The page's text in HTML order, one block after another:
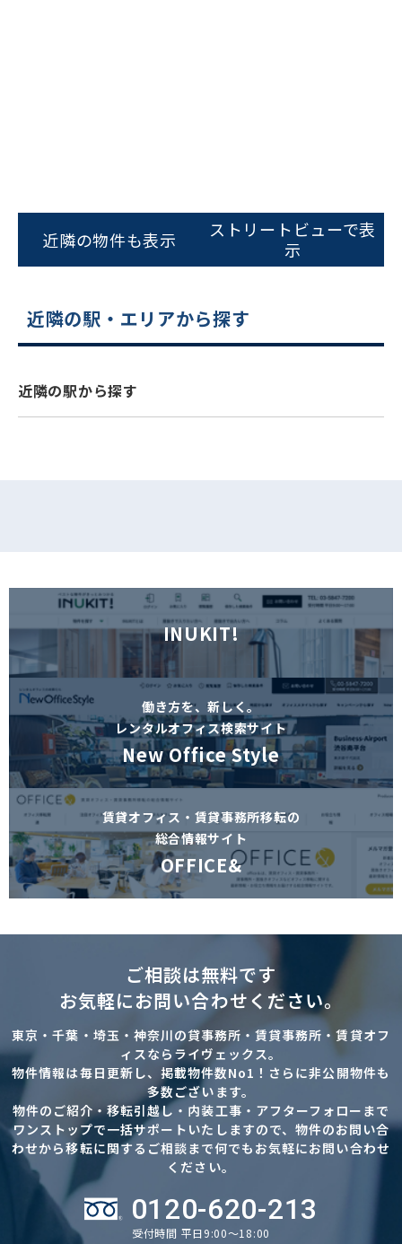
スムーズにご案内できます
0120-620-213
近隣の物件も表示
ストリートビューで表
示
近隣の駅・エリアから探す
近隣の駅から探す
INUKIT!
働き方を、新しく。
レンタルオフィス検索サイト
New Office Style
賃貸オフィス・賃貸事務所移転の
総合情報サイト
OFFICE&
ご相談は無料です
お気軽にお問い合わせください。
東京・千葉・埼玉・神奈川の貸事務所・賃貸事務所・賃貸オフ
ィスならライヴェックス。
物件情報は毎日更新し、掲載物件数No1！さらに非公開物件も
多数ございます。
物件のご紹介・移転引越し・内装工事・アフターフォローまで
ワンストップで一括サポートいたしますので、物件のお問い合
わせから移転に関するご相談まで何でもお気軽にお問い合わせ
ください。
0120-620-213
受付時間 平日9:00～18:00